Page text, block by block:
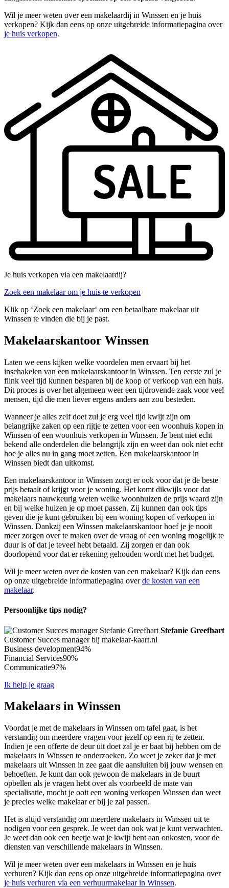
Wil je meer weten over een makelaardij in Winssen en je huis
verkopen? Kijk dan eens op onze uitgebreide informatiepagina over
je huis verkopen.
Je huis verkopen via een makelaardij?
Zoek een makelaar om je huis te verkopen
Klik op ‘Zoek een makelaar‘ om een betaalbare makelaar uit
Winssen te vinden die bij je past.
Makelaarskantoor Winssen
Laten we eens kijken welke voordelen men ervaart bij het
inschakelen van een makelaarskantoor in Winssen. Ten eerste zul je
flink veel tijd kunnen besparen bij de koop of verkoop van een huis.
Dit proces is over het algemeen weer een tijdrovende zaak voor veel
mensen, tijd die men liever ergens anders aan zou besteden.
Wanneer je alles zelf doet zul je erg veel tijd kwijt zijn om
belangrijke zaken op een rijtje te zetten voor een woonhuis kopen in
Winssen of een woonhuis verkopen in Winssen. Je bent niet echt
bekend alle onderdelen die belangrijk zijn en weet dan ook niet echt
hoe je alles nu in gang moet zetten. Een makelaarskantoor in
Winssen biedt dan uitkomst.
Een makelaarskantoor in Winssen zorgt er ook voor dat je de beste
prijs betaalt of krijgt voor je woning. Het komt dikwijls voor dat
makelaars nauwkeurig weten welke woonhuizen de prijs waard zijn
en bij welke huizen je op moet passen. Zij kunnen dan ook tips
geven die je kunt gebruiken bij een woning kopen of verkopen in
Winssen. Dankzij een Winssen makelaarskantoor hoef je je nooit
meer zorgen over te maken over de vraag of een woning mogelijk te
duur is of dat je teveel hebt betaald. Zij zorgen er dan ook
doorlopend voor dat er rekening gehouden wordt met het budget.
Wil je meer weten over de kosten van een makelaar? Kijk dan eens
op onze uitgebreide informatiepagina overde kosten van een
makelaar.
Persoonlijke tips nodig?
Stefanie Greefhart
Customer Succes manager bij makelaar-kaart.nl
Business development94%
Financial Services90%
Communicatie97%
Ik help je graag
Makelaars in Winssen
Voordat je met de makelaars in Winssen om tafel gaat, is het
verstandig om meerdere vragen voor jezelf op een rij te zetten.
Indien je een offerte de deur uit doet zal je er baat bij hebben om de
makelaars in Winssen te onderzoeken. Zo weet je zeker dat je met
makelaars uit Winssen in zee gaat die aansluiten bij jouw wensen en
behoeften. Je kunt dan ook gewoon de makelaars in de buurt
opbellen als je vragen hebt over als voorbeeld de mate van
specialisatie, mocht je ooit een woning verkopen Winssen dan weet
je precies welke makelaar er bij je zal passen.
Het is altijd verstandig om meerdere makelaars in Winssen uit te
nodigen voor een gesprek. Je weet dan ook wat je kunt verwachten.
Je weet dan ook een beetje wat je kwijt bent aan onkosten, voor de
diensten van verschillende makelaars in Winssen.
Wil je meer weten over een makelaars in Winssen en je huis
verhuren? Kijk dan eens op onze uitgebreide informatiepagina over
je huis verhuren via een verhuurmakelaar in Winssen.